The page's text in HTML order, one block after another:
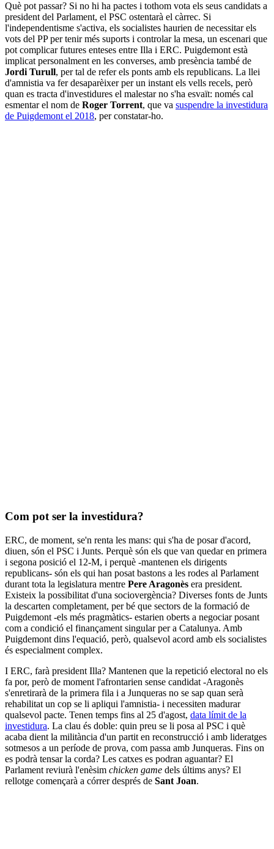
Què pot passar? Si no hi ha pactes i tothom vota els seus candidats a
president del Parlament, el PSC ostentarà el càrrec. Si
l'independentisme s'activa, els socialistes haurien de necessitar els
vots del PP per tenir més suports i controlar la mesa, un escenari que
pot complicar futures enteses entre Illa i ERC. Puigdemont està
implicat personalment en les converses, amb presència també de
Jordi Turull, per tal de refer els ponts amb els republicans. La llei
d'amnistia va fer desaparèixer per un instant els vells recels, però
quan es tracta d'investidures el malestar no s'ha esvaït: només cal
esmentar el nom de Roger Torrent, que va suspendre la investidura
de Puigdemont el 2018, per constatar-ho.
Com pot ser la investidura?
ERC, de moment, se'n renta les mans: qui s'ha de posar d'acord,
diuen, són el PSC i Junts. Perquè són els que van quedar en primera
i segona posició el 12-M, i perquè -mantenen els dirigents
republicans- són els qui han posat bastons a les rodes al Parlament
durant tota la legislatura mentre Pere Aragonès era president.
Existeix la possibilitat d'una sociovergència? Diverses fonts de Junts
la descarten completament, per bé que sectors de la formació de
Puigdemont -els més pragmàtics- estarien oberts a negociar posant
com a condició el finançament singular per a Catalunya. Amb
Puigdemont dins l'equació, però, qualsevol acord amb els socialistes
és especialment complex.
I ERC, farà president Illa? Mantenen que la repetició electoral no els
fa por, però de moment l'afrontarien sense candidat -Aragonès
s'enretirarà de la primera fila i a Junqueras no se sap quan serà
rehabilitat un cop se li apliqui l'amnistia- i necessiten madurar
qualsevol pacte. Tenen temps fins al 25 d'agost, data límit de la
investidura. La clau és doble: quin preu se li posa al PSC i què
acaba dient la militància d'un partit en reconstrucció i amb lideratges
sotmesos a un període de prova, com passa amb Junqueras. Fins on
es podrà tensar la corda? Les catxes es podran aguantar? El
Parlament reviurà l'enèsim chicken game dels últims anys? El
rellotge començarà a córrer després de Sant Joan.